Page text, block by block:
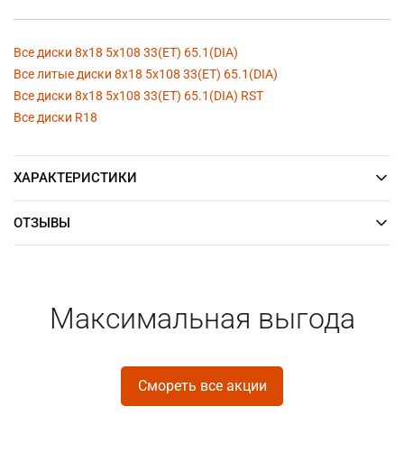
Все диски 8x18 5x108 33(ET) 65.1(DIA)
Все литые диски 8x18 5x108 33(ET) 65.1(DIA)
Все диски 8x18 5x108 33(ET) 65.1(DIA) RST
Все диски R18
ХАРАКТЕРИСТИКИ
ОТЗЫВЫ
Максимальная выгода
Смореть все акции